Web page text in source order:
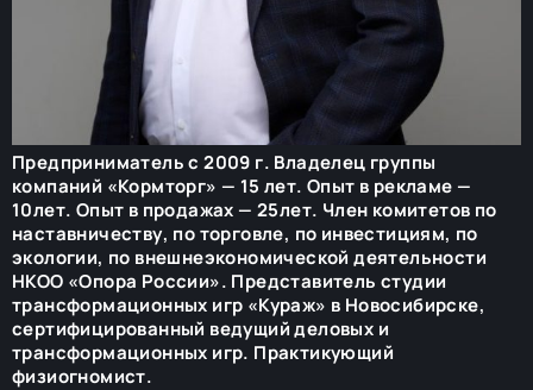
Предприниматель с 2009 г. Владелец группы
компаний «Кормторг» — 15 лет. Опыт в рекламе —
10лет. Опыт в продажах — 25лет. Член комитетов по
наставничеству, по торговле, по инвестициям, по
экологии, по внешнеэкономической деятельности
НКОО «Опора России». Представитель студии
трансформационных игр «Кураж» в Новосибирске,
сертифицированный ведущий деловых и
трансформационных игр. Практикующий
физиогномист.